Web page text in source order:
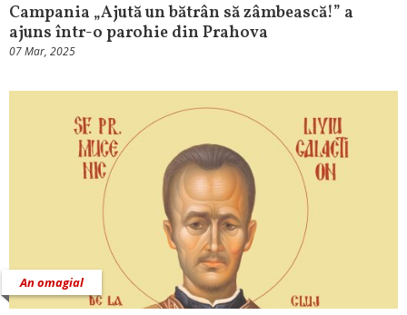
Campania „Ajută un bătrân să zâmbească!” a
ajuns într-o parohie din Prahova
07 Mar, 2025
An omagial